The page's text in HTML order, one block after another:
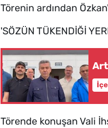
Törenin ardından
'SÖZÜN TÜKENDİĞİ
Törende konuşan Vali